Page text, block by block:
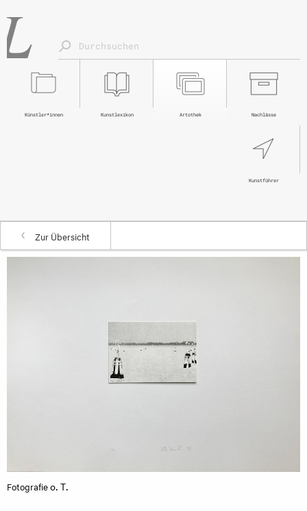
Nachlässe
Artothek
Kunstlexikon
Künstler*innen
Kunstführer
Zur Übersicht
Fotografieo. T.